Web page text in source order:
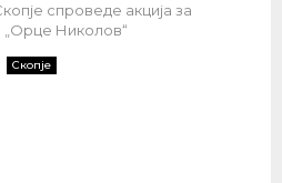
спроведе акција за
„Орце Николов“
Скопје